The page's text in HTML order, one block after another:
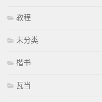
教程
未分类
楷书
瓦当